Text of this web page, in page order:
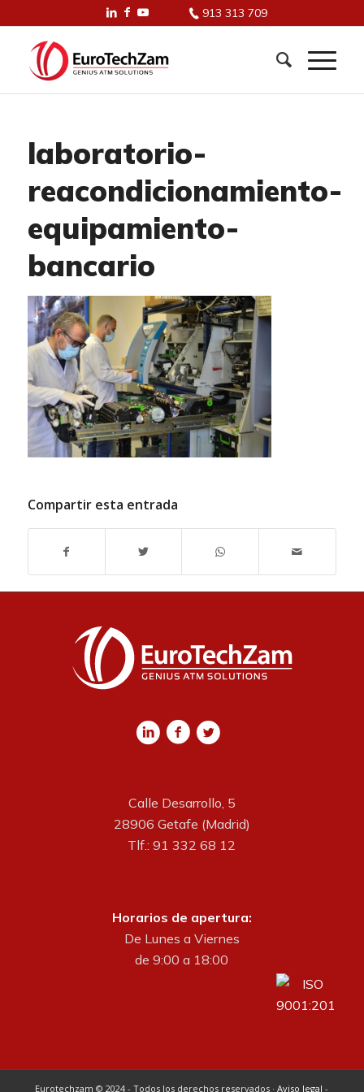
913 313 709
laboratorio-
reacondicionamiento-
equipamiento-
bancario
Compartir esta entrada
Calle Desarrollo, 5
28906 Getafe (Madrid)
Tlf.: 91 332 68 12
Horarios de apertura:
De Lunes a Viernes
de 9:00 a 18:00
Eurotechzam © 2024 - Todos los derechos reservados ·Aviso legal -